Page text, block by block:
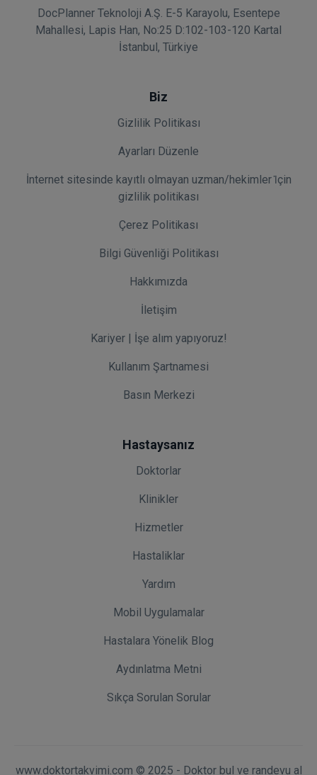
DocPlanner Teknoloji A.Ş. E-5 Karayolu, Esentepe
Mahallesi, Lapis Han, No:25 D:102-103-120 Kartal
İstanbul, Türkiye
Biz
Gizlilik Politikası
Ayarları Düzenle
İnternet sitesinde kayıtlı olmayan uzman/hekimler i̇çin
gizlilik politikası
Çerez Politikası
Bilgi Güvenliği Politikası
Hakkımızda
İletişim
Kariyer | İşe alım yapıyoruz!
Kullanım Şartnamesi
Basın Merkezi
Hastaysanız
Doktorlar
Klinikler
Hizmetler
Hastaliklar
Yardım
Mobil Uygulamalar
Hastalara Yönelik Blog
Aydınlatma Metni
Sıkça Sorulan Sorular
www.doktortakvimi.com © 2025 - Doktor bul ve randevu al